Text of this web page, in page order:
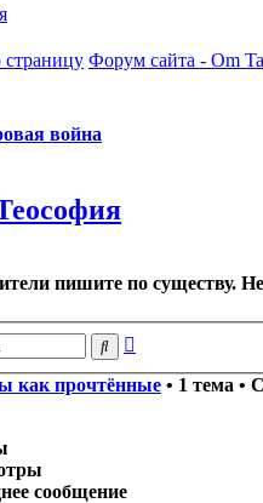
Форум сайта - Om
война
пишите по существу.
Поиск
как прочтённые • 1 тема •
сообщение